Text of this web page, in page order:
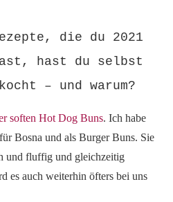
die du 2021
hast du selbst
– und warum?
soften Hot Dog Buns. Ich habe
Bosna und als Burger Buns. Sie
und fluffig und gleichzeitig
es auch weiterhin öfters bei uns